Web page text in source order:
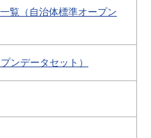
覧（自治体標準オープン
ンデータセット）